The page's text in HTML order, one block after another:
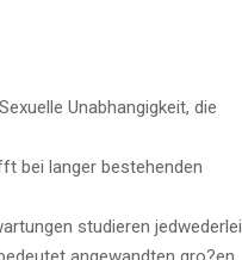
Unabhangigkeit, die
bei langer bestehenden
studieren jedwederlei